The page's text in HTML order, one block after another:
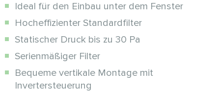
Ideal für den Einbau unter dem Fenster
Hocheffizienter Standardfilter
Statischer Druck bis zu 30 Pa
Serienmäßiger Filter
Bequeme vertikale Montage mit
Invertersteuerung